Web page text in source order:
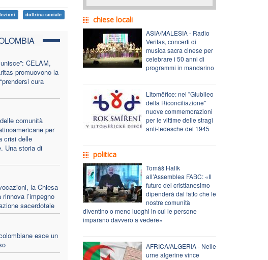
dottrina sociale
CELAM,
promuovono la
cura
comunità
per
crisi delle
Una storia di
la Chiesa
l’impegno
sacerdotale
esce un
chiese locali
ASIA/MALESIA - Radio
Veritas, concerti di
musica sacra cinese per
celebrare i 50 anni di
programmi in mandarino
Litoměřice: nel "Giubileo
della Riconciliazione"
nuove commemorazioni
per le vittime delle stragi
anti-tedesche del 1945
politica
Tomáš Halík
all’Assemblea FABC: «Il
futuro del cristianesimo
dipenderà dal fatto che le
nostre comunità
diventino o meno luoghi in cui le persone
imparano davvero a vedere»
AFRICA/ALGERIA - Nelle
urne algerine vince